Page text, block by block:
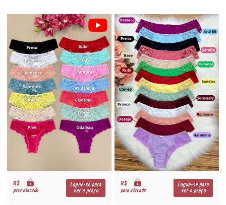
R$
para atacado
Logue-se para
ver o preço
R$
para atacado
Logue-se para
ver o preço